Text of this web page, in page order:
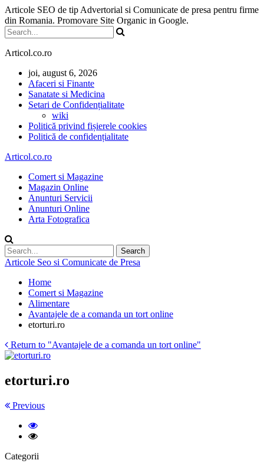
Articole SEO de tip Advertorial si Comunicate de presa pentru firme
din Romania. Promovare Site Organic in Google.
Articol.co.ro
joi, august 6, 2026
Afaceri si Finante
Sanatate si Medicina
Setari de Confidențialitate
wiki
Politică privind fișierele cookies
Politică de confidențialitate
Articol.co.ro
Comert si Magazine
Magazin Online
Anunturi Servicii
Anunturi Online
Arta Fotografica
Articole Seo si Comunicate de Presa
Home
Comert si Magazine
Alimentare
Avantajele de a comanda un tort online
etorturi.ro
Return to "Avantajele de a comanda un tort online"
etorturi.ro
Previous
Categorii